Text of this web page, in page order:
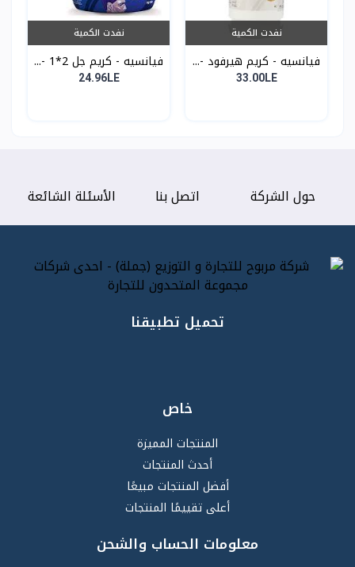
نفدت الكمية
فيانسيه - كريم هيرفود -...
33.00LE
نفدت الكمية
فيانسيه - كريم جل 2*1 -...
24.96LE
حول الشركة اتصل بنا الأسئلة الشائعة
تحميل تطبيقنا
خاص
المنتجات المميزة
أحدث المنتجات
أفضل المنتجات مبيعًا
أعلى تقييمًا المنتجات
معلومات الحساب والشحن